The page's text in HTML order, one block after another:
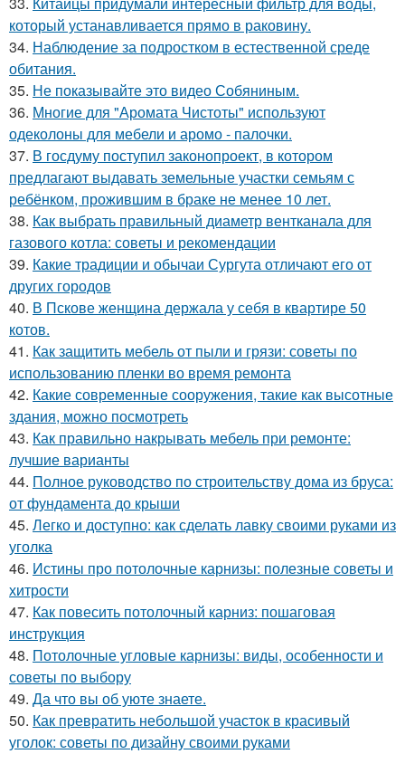
который устанавливается прямо в раковину.
34. Наблюдение за подростком в естественной среде
обитания.
35. Не показывайте это видео Собяниным.
36. Многие для "Аромата Чистоты" используют
одеколоны для мебели и аромо - палочки.
37. В госдуму поступил законопроект, в котором
предлагают выдавать земельные участки семьям с
ребёнком, прожившим в браке не менее 10 лет.
38. Как выбрать правильный диаметр вентканала для
газового котла: советы и рекомендации
39. Какие традиции и обычаи Сургута отличают его от
других городов
40. В Пскове женщина держала у себя в квартире 50
котов.
41. Как защитить мебель от пыли и грязи: советы по
использованию пленки во время ремонта
42. Какие современные сооружения, такие как высотные
здания, можно посмотреть
43. Как правильно накрывать мебель при ремонте:
лучшие варианты
44. Полное руководство по строительству дома из бруса:
от фундамента до крыши
45. Легко и доступно: как сделать лавку своими руками из
уголка
46. Истины про потолочные карнизы: полезные советы и
хитрости
47. Как повесить потолочный карниз: пошаговая
инструкция
48. Потолочные угловые карнизы: виды, особенности и
советы по выбору
49. Да что вы об уюте знаете.
50. Как превратить небольшой участок в красивый
уголок: советы по дизайну своими руками